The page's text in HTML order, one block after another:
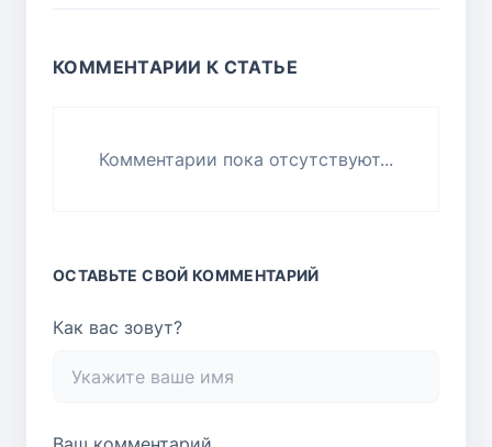
КОММЕНТАРИИ К СТАТЬЕ
Комментарии пока отсутствуют...
ОСТАВЬТЕ СВОЙ КОММЕНТАРИЙ
Как вас зовут?